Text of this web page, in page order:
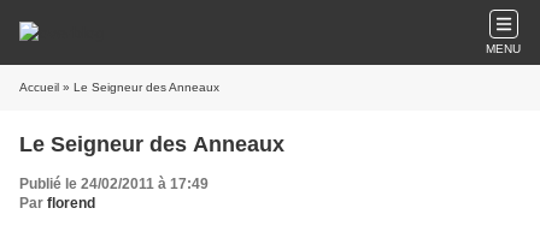
MENU
Accueil » Le Seigneur des Anneaux
Le Seigneur des Anneaux
Publié le 24/02/2011 à 17:49
Par florend